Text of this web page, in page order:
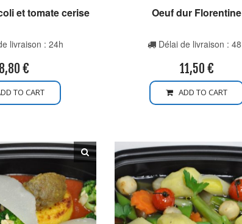
et tomate cerise
livraison : 24h
8,80 €
TO CART
Oeuf dur Florentine
Délai de livraison :
11,50 €
ADD TO CART